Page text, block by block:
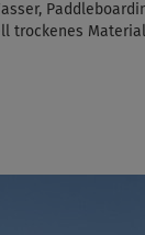
trockenes